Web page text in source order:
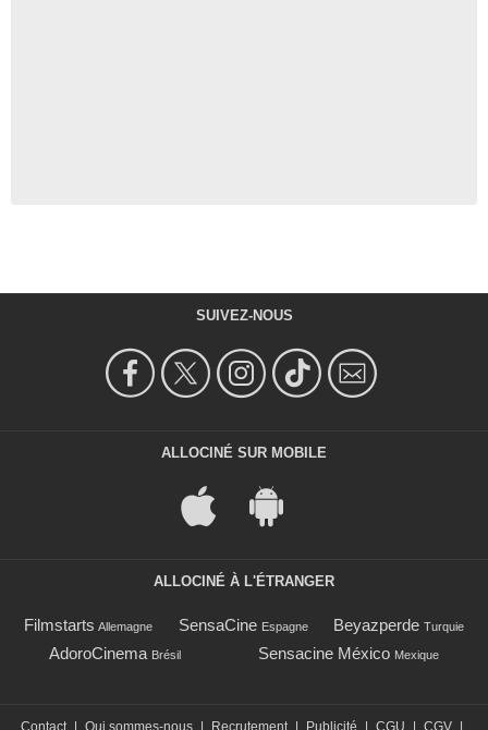
SUIVEZ-NOUS
ALLOCINÉ SUR MOBILE
ALLOCINÉ À L'ÉTRANGER
Filmstarts Allemagne SensaCine Espagne Beyazperde Turquie
AdoroCinema Brésil Sensacine México Mexique